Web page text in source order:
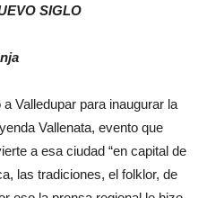
SIGLO
Valledupar para inaugurar la
Vallenata, evento que
a esa ciudad “en capital de
las tradiciones, el folklor, de